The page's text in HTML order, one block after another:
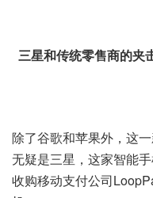
三星和传统零售商的夹
除了谷歌和苹果外，这
无疑是三星，这家智能
收购移动支付公司